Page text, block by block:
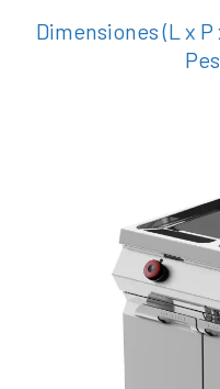
Dimensiones (L x P